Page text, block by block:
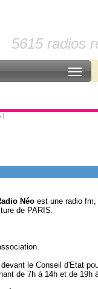
5615 radios
|
Néo est une radio
de PARIS.
le Conseil d'Etat
de 7h à 14h et de 19h